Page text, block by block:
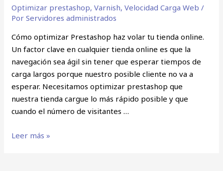
Optimizar prestashop,Varnish,Velocidad Carga Web /
PorServidores administrados
Cómo optimizar Prestashop haz volar tu tienda online.
Un factor clave en cualquier tienda online es que la
navegación sea ágil sin tener que esperar tiempos de
carga largos porque nuestro posible cliente no va a
esperar. Necesitamos optimizar prestashop que
nuestra tienda cargue lo más rápido posible y que
cuando el número de visitantes …
Leer más »